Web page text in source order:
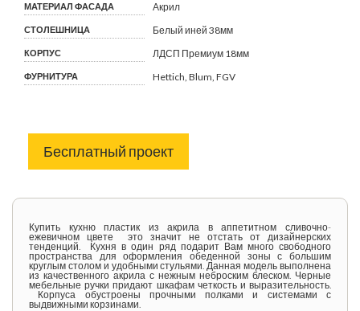
МАТЕРИАЛ ФАСАДА Акрил
СТОЛЕШНИЦА Белый иней 38мм
КОРПУС ЛДСП Премиум 18мм
ФУРНИТУРА Hettich, Blum, FGV
Бесплатный проект
Купить кухню пластик из акрила в аппетитном сливочно-
ежевичном цвете это значит не отстать от дизайнерских
тенденций. Кухня в один ряд подарит Вам много свободного
пространства для оформления обеденной зоны с большим
круглым столом и удобными стульями. Данная модель выполнена
из качественного акрила с нежным неброским блеском. Черные
мебельные ручки придают шкафам четкость и выразительность.
Корпуса обустроены прочными полками и системами с
выдвижными корзинами.